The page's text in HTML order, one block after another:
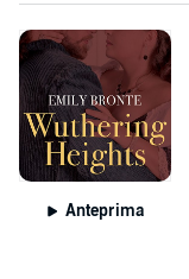
Anteprima